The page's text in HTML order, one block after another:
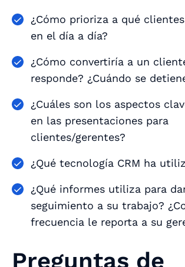
¿Cómo prioriza a qué
en el día a día?
¿Cómo convertiría a un
responde? ¿Cuándo se
¿Cuáles son los aspectos
en las presentaciones para
clientes/gerentes?
¿Qué tecnología CRM ha
¿Qué informes utiliza para
seguimiento a su trabajo?
frecuencia le reporta a su
Preguntas de